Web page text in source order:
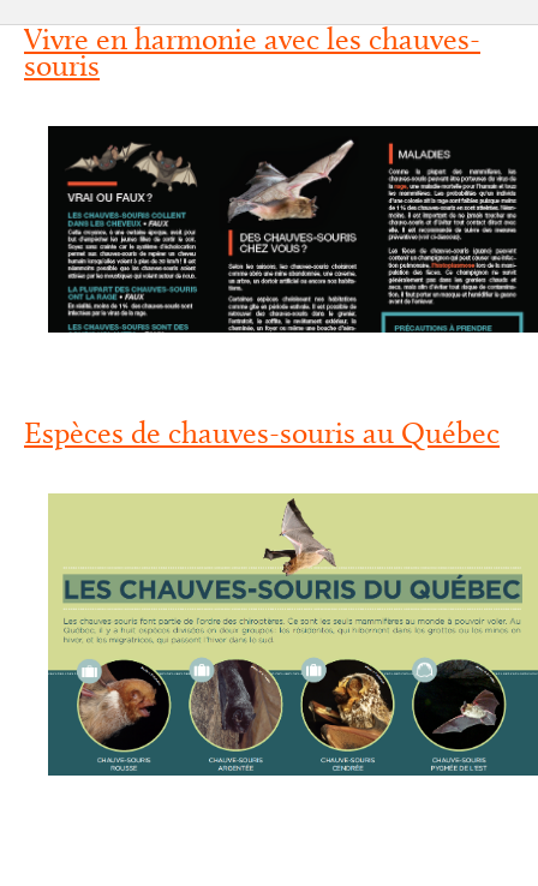
Vivre en harmonie avec les chauves-
souris
Espèces de chauves-souris au Québec